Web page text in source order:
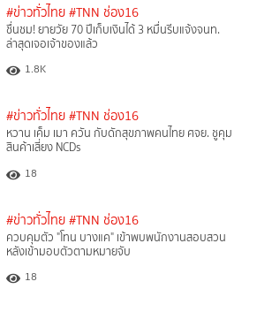
#ข่าวทั่วไทย #TNN ช่อง16
ชื่นชม! ยายวัย 70 ปีเก็บเงินได้ 3 หมื่นรีบแจ้งจนท.
ล่าสุดเจอเจ้าของแล้ว
1.8K
#ข่าวทั่วไทย #TNN ช่อง16
หวาน เค็ม เมา ควัน กับดักสุขภาพคนไทย ศจย. ชูคุม
สินค้าเสี่ยง NCDs
18
#ข่าวทั่วไทย #TNN ช่อง16
ควบคุมตัว "โทน บางแค" เข้าพบพนักงานสอบสวน
หลังเข้ามอบตัวตามหมายจับ
18